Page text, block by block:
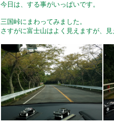
今日は、する事がいっぱいです。
三国峠にまわってみました。
さすがに富士山はよく見えますが、